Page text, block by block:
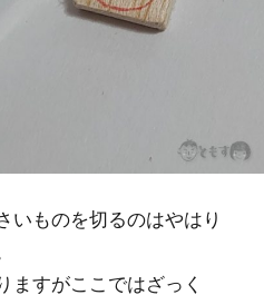
いものを切るのはやはり
ますがここではざっく